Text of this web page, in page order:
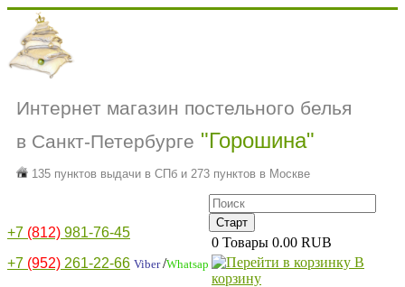
Интернет магазин постельного белья
в Санкт-Петербурге "Горошина"
135 пунктов выдачи в СПб и 273 пунктов в Москве
+7 (812) 981-76-45
+7 (952) 261-22-66 Viber/Whatsap
0 Товары 0.00 RUB
В
корзину